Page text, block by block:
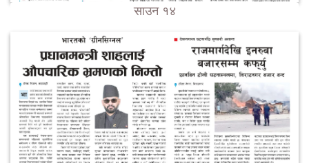
साउन १४